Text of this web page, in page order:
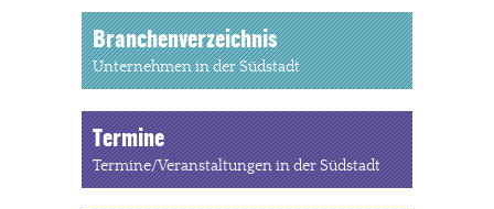
Branchenverzeichnis
Unternehmen in der Südstadt
Termine
Termine/Veranstaltungen in der Südstadt